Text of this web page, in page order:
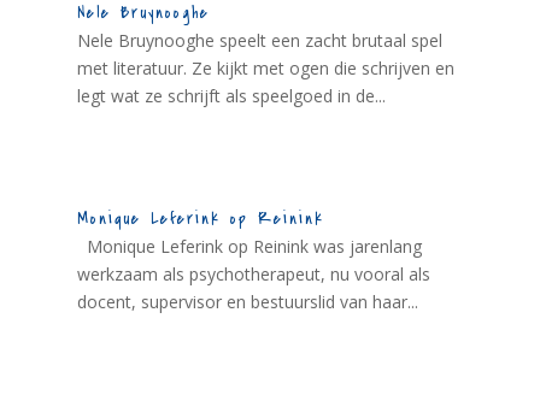
Nele Bruynooghe
Nele Bruynooghe speelt een zacht brutaal spel
met literatuur. Ze kijkt met ogen die schrijven en
legt wat ze schrijft als speelgoed in de...
Monique Leferink op Reinink
Monique Leferink op Reinink was jarenlang
werkzaam als psychotherapeut, nu vooral als
docent, supervisor en bestuurslid van haar...